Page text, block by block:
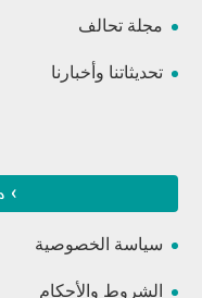
مجلة تحالف
تحديثاتنا وأخبارنا
›
سياسة الخصوصية
الشروط والأحكام